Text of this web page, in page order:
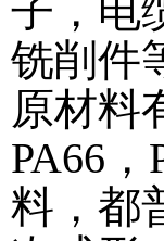
子，电
铣削件
原材料
PA66
料，都